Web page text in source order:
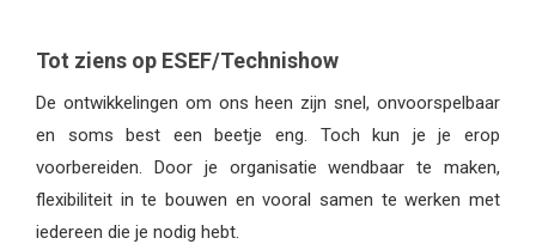
Tot ziens op ESEF/Technishow
De ontwikkelingen om ons heen zijn snel, onvoorspelbaar
en soms best een beetje eng. Toch kun je je erop
voorbereiden. Door je organisatie wendbaar te maken,
flexibiliteit in te bouwen en vooral samen te werken met
iedereen die je nodig hebt.